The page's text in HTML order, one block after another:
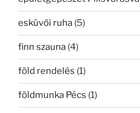
esküvői ruha (5)
finn szauna (4)
föld rendelés (1)
földmunka Pécs (1)